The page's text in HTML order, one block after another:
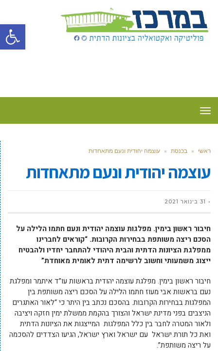
פתח
תפריט
ראשי » בכנסת » עוצמה יהודית ונעם מתאחדות
עוצמה יהודית ונעם מתאחדות
31 בינואר 2021
חיבור ראשון בימין. מפלגות עוצמה יהודית ונעם חתמו הלילה על
הסכם ריצה משותפת בבחירות הקרובות. “קוראים לחברינו
ממפלגת הציונות הדתית והבית היהודי להתחבר יחדיו ולהבטיח
ייצוג משמעותי וחשוב לרשימה דתית לאומית מאוחדת”
חיבור ראשון בימין. מפלגת עוצמה יהודית בראשות עו”ד איתמר ומפלגת
נעם בראשות אבי מעוז חתמו הלילה על הסכם ריצה משותפת בין
המפלגות בבחירות הקרובות. בהסכם נכתב בין היתר כי “לאור האתגרים
הניצבים בפני מדינת ישראל והצורך בהקמת ממשלת ימין חזקה ויציבה
ולאור המטרה לחבר בין כלל המפלגות המייצגות את הציונות הדתית
ואת כל תורת ישראל עם ישראל וארץ ישראל, הגיעו הצדדים להסכמה
על ריצה משותפת”.